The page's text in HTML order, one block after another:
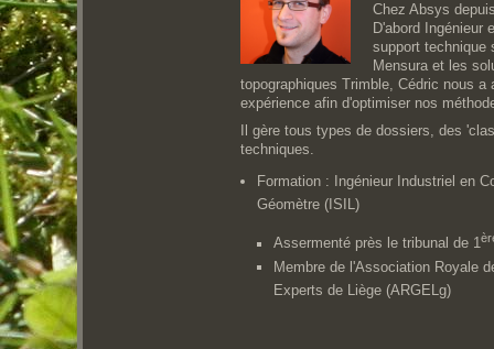
Chez Absys
D'abord Ingénieur
support technique
Mensura et les
topographiques Trimble, Cédric nous a
expérience afin d'optimiser nos
Il gère tous types de dossiers, des
techniques.
Formation : Ingénieur Industriel en
Géomètre (ISIL)
Assermenté près le tribunal de 1
Membre de l'Association Royale
Experts de Liège (ARGELg)